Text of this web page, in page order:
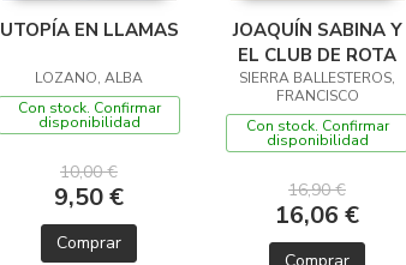
UTOPÍA EN LLAMAS
LOZANO, ALBA
Con stock. Confirmar
disponibilidad
10,00 €
9,50 €
Comprar
JOAQUÍN SABINA Y
EL CLUB DE ROTA
SIERRA BALLESTEROS,
FRANCISCO
Con stock. Confirmar
disponibilidad
16,90 €
16,06 €